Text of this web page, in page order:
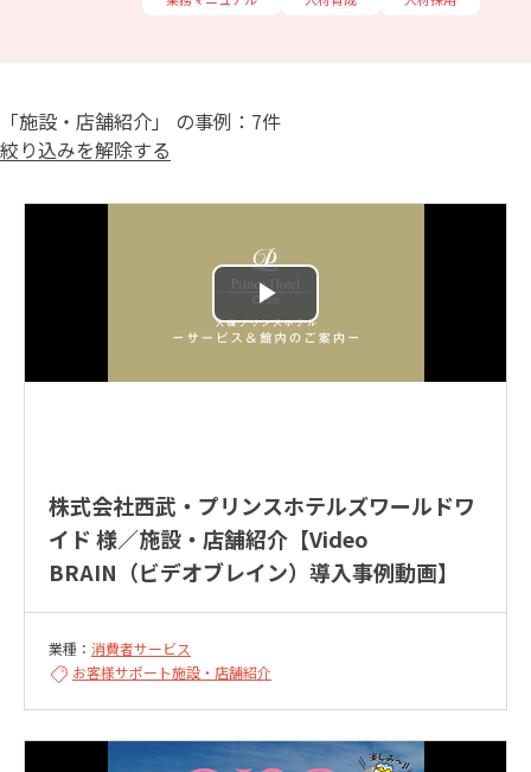
「施設・店舗紹介」 の事例：7件
絞り込みを解除する
株式会社西武・プリンスホテルズワールドワ
イド 様／施設・店舗紹介【Video
BRAIN（ビデオブレイン）導入事例動画】
業種： 消費者サービス
お客様サポート施設・店舗紹介